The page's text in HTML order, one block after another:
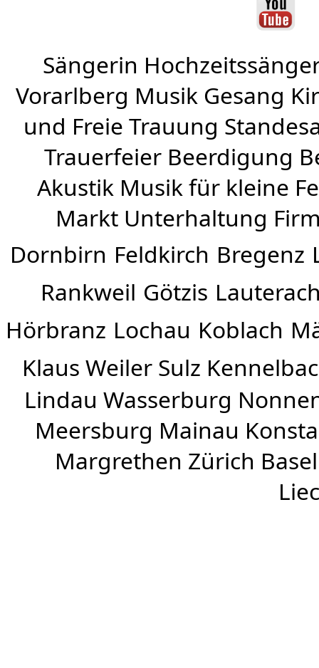
Sängerin
Vorarlberg Musik Gesang
und Freie Trauung
Trauerfeier Beerdigung
Akustik Musik für kleine
Markt Unterhaltung
Dornbirn Feldkirch Bregenz
Rankweil Götzis
Hörbranz Lochau Koblach
Klaus Weiler Sulz
Lindau Wasserburg
Meersburg Mainau
Margrethen Zürich